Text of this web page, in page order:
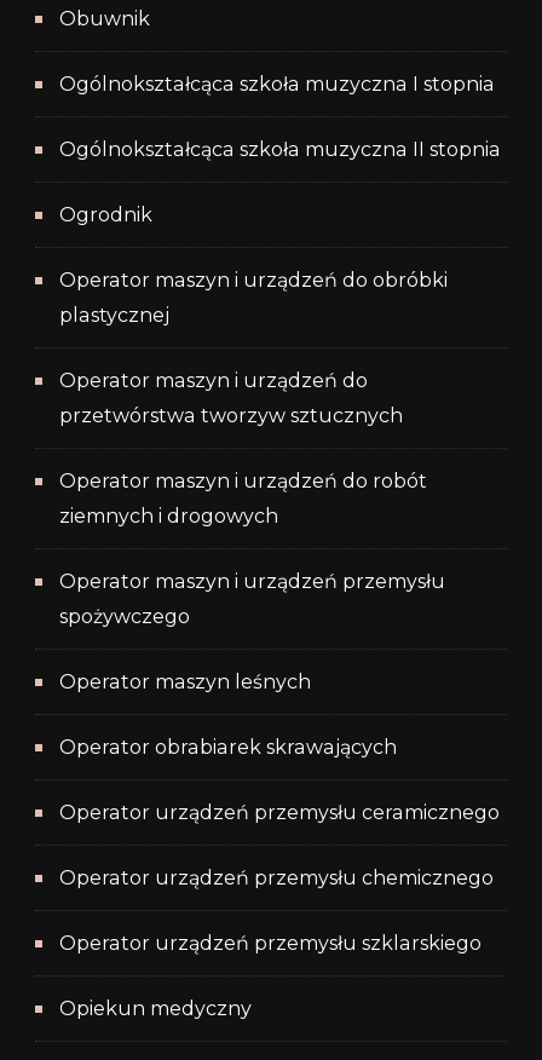
Obuwnik
Ogólnokształcąca szkoła muzyczna I stopnia
Ogólnokształcąca szkoła muzyczna II stopnia
Ogrodnik
Operator maszyn i urządzeń do obróbki
plastycznej
Operator maszyn i urządzeń do
przetwórstwa tworzyw sztucznych
Operator maszyn i urządzeń do robót
ziemnych i drogowych
Operator maszyn i urządzeń przemysłu
spożywczego
Operator maszyn leśnych
Operator obrabiarek skrawających
Operator urządzeń przemysłu ceramicznego
Operator urządzeń przemysłu chemicznego
Operator urządzeń przemysłu szklarskiego
Opiekun medyczny